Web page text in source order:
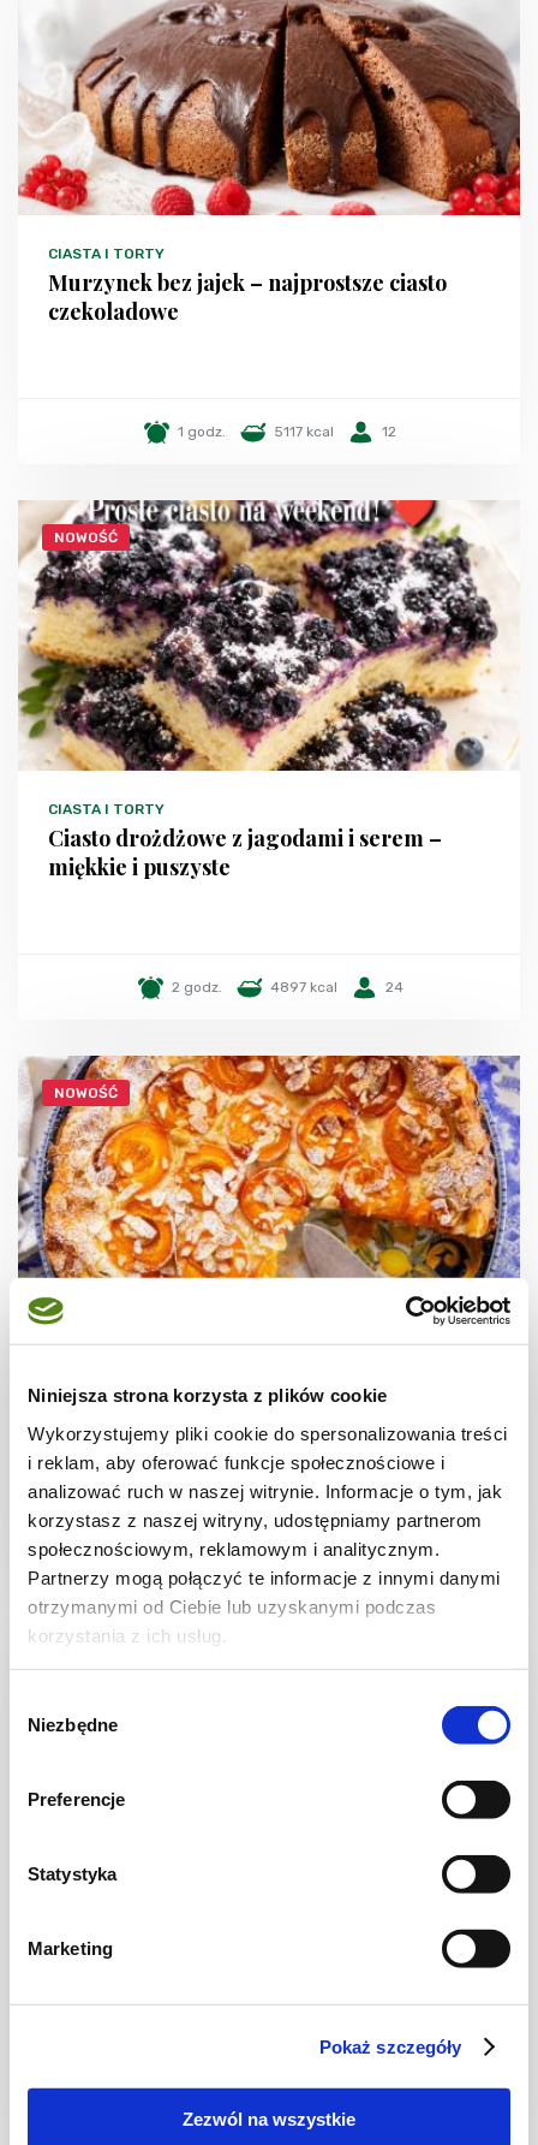
Niniejsza strona korzysta z plików cookie
Wykorzystujemy pliki cookie do spersonalizowania treści
i reklam, aby oferować funkcje społecznościowe i
analizować ruch w naszej witrynie. Informacje o tym, jak
korzystasz z naszej witryny, udostępniamy partnerom
społecznościowym, reklamowym i analitycznym.
Partnerzy mogą połączyć te informacje z innymi danymi
otrzymanymi od Ciebie lub uzyskanymi podczas
korzystania z ich usług.
zgody
Niezbędne
Preferencje
Statystyka
Marketing
Pokaż szczegóły
Zezwól na wszystkie
CIASTA I TORTY
Murzynek bez jajek – najprostsze ciasto
czekoladowe
1 godz. 5117 kcal 12
NOWOŚĆ
CIASTA I TORTY
Ciasto drożdżowe z jagodami i serem –
miękkie i puszyste
2 godz. 4897 kcal 24
NOWOŚĆ
Tarta z ciasta filo z morelami i ricottą
1 godz. 3440 kcal 8
CIASTA I TORTY
3628 kcal